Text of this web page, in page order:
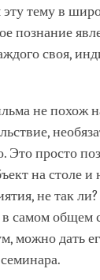
тему в
познание
своя,
не похож
Это просто
на столе и
не так
самом общем
можно дать